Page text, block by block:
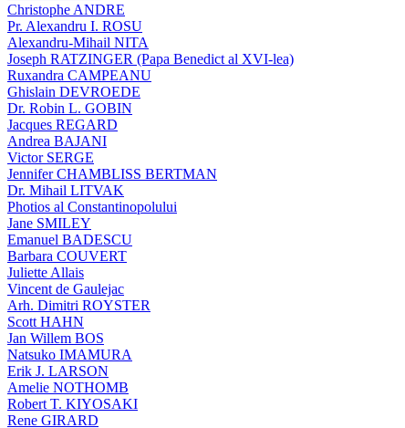
Christophe ANDRE
Pr. Alexandru I. ROSU
Alexandru-Mihail NITA
Joseph RATZINGER (Papa Benedict al XVI-lea)
Ruxandra CAMPEANU
Ghislain DEVROEDE
Dr. Robin L. GOBIN
Jacques REGARD
Andrea BAJANI
Victor SERGE
Jennifer CHAMBLISS BERTMAN
Dr. Mihail LITVAK
Photios al Constantinopolului
Jane SMILEY
Emanuel BADESCU
Barbara COUVERT
Juliette Allais
Vincent de Gaulejac
Arh. Dimitri ROYSTER
Scott HAHN
Jan Willem BOS
Natsuko IMAMURA
Erik J. LARSON
Amelie NOTHOMB
Robert T. KIYOSAKI
Rene GIRARD